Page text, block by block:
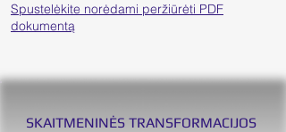
Spustelėkite norėdami peržiūrėti PDF
dokumentą
SKAITMENINĖS TRANSFORMACIJOS